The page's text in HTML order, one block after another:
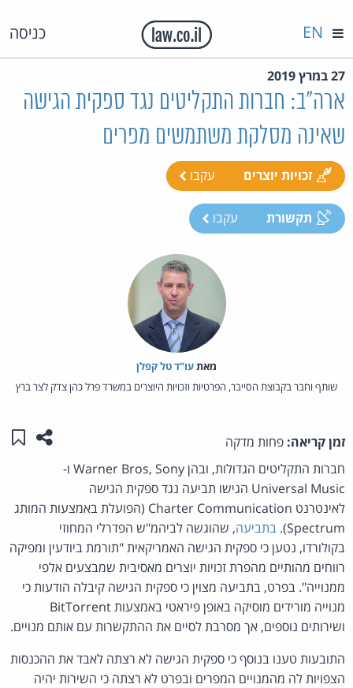
כניסה EN
27 במרץ 2019
ארה"ב: חברות התקליטים נגד ספקית הגישה
שאינה מסלקת משתמשים מפרים
זכויות יוצרים עקבו
תקשורת עקבו
מאת‏עו"ד טל קפלן
שותף וחבר בקבוצת הסייבר, הפרטיות וזכויות היוצרים במשרד פרל כהן צדק לצר ברץ
זמן קריאה: פחות מדקה שתפו
חברות התקליטים הגדולות, ובהן Warner Bros, Sony ו-
Universal Music הגישו תביעה נגד ספקית הגישה
לאינטרנט Charter Communication (הפועלת באמצעות המותג
Spectrum).
בתביעה, שהוגשה לביהמ"ש הפדרלי המחוזי
בקולורדו, נטען כי ספקית הגישה האמריקאית "תורמת ביודעין ומפיקה
רווחים מהותיים מהפרת זכויות יוצרים מאסיבית שמבצעים אלפי
ממנוייה". בפרט, בתביעה מצוין כי ספקית הגישה קיבלה הודעות כי
מנוייה מורידים מוסיקה באופן פיראטי באמצעות BitTorrent
ושירותים נוספים, אך מסרבת לסיים את ההתקשרות עם אותם מנויים.
התובעות טענו בנוסף כי ספקית הגישה לא רצתה לאבד את ההכנסות
הצפויות לה מהמנויים המפרים ובפרט לא רצתה כי השירות יהיה